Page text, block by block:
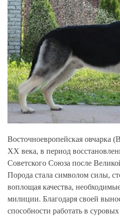
Восточноевропейская овчарка
XX века, в период
Советского Союза после
Порода стала символом силы,
воплощая качества,
милиции. Благодаря своей
способности работать в